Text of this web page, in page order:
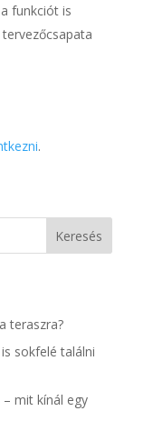
funkciót is
.
Keresés
teraszra?
sokfelé találni
mit kínál egy